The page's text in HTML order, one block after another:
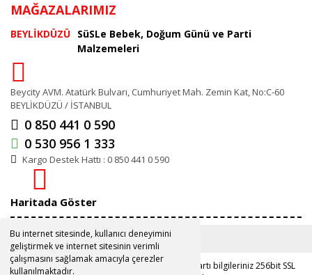
Bu internet sitesinde, kullanıcı deneyimini
geliştirmek ve internet sitesinin verimli
çalışmasını sağlamak amacıyla çerezler
kullanılmaktadır.
MAĞAZALARIMIZ
BEYLİKDÜZÜ SüSLe Bebek, Doğum Günü ve Parti
Malzemeleri
Beycity AVM. Atatürk Bulvarı, Cumhuriyet Mah. Zemin Kat, No:C-60
BEYLİKDÜZÜ / İSTANBUL
0 850 441 0 590
0 530 956 1 333
Kargo Destek Hattı : 0 850 441 0 590
Haritada Göster
Copyright 2019 ©www.susle.com.tr
Kredi kartı bilgileriniz 256bit SSL